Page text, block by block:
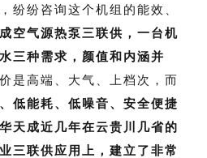
纷纷咨询这个机组的能效、
空气源热泵三联供，一台机
三种需求，颜值和内涵并
是高端、大气、上档次，而
低能耗、低噪音、安全便捷
华天成近几年在云贵川几省的
三联供应用上，建立了非常